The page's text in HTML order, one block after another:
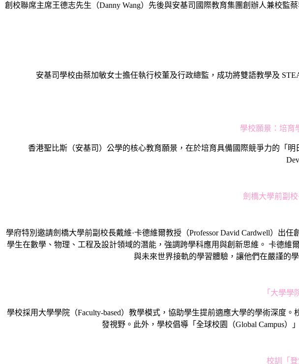
創校聯席主席王德志先生（Danny Wang）先後與安基司國際教育集團創辦人兼校監
安基司學校由蔡加敏女士擔任執行校董及行政總監，成功將雙語教學及
學校願景：培育
香港聖比斯（安基司）公學的核心教育願景，在於培育具備國際競爭力的「明
劍橋大學前副
學府特別邀請劍橋大學前副校長戴維·卡德維爾教授（Professor David Cardwell）
學生在數學、物理、工程及設計領域的潛能，強調跨學科應用與創新思維。 卡德
與未來世界接軌的學習體驗，讓他們在嚴謹的
「大學
學校採用大學學院（Faculty-based）教學模式，協助學生提前適應大學的學術深度
發視野。此外，學校倡導「全球校園（Global Campus
校訓「